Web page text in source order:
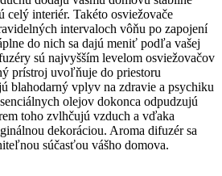
celý interiér. Takéto osviežovače
intervaloch vôňu po zapojení
do nich sa dajú meniť podľa vašej
sú najvyšším levelom osviežovačov
prístroj uvoľňuje do priestoru
blahodarný vplyv na zdravie a psychiku
olejov dokonca odpudzujú
toho zvlhčujú vzduch a vďaka
dekoráciou. Aroma difuzér sa
súčasťou vášho domova.